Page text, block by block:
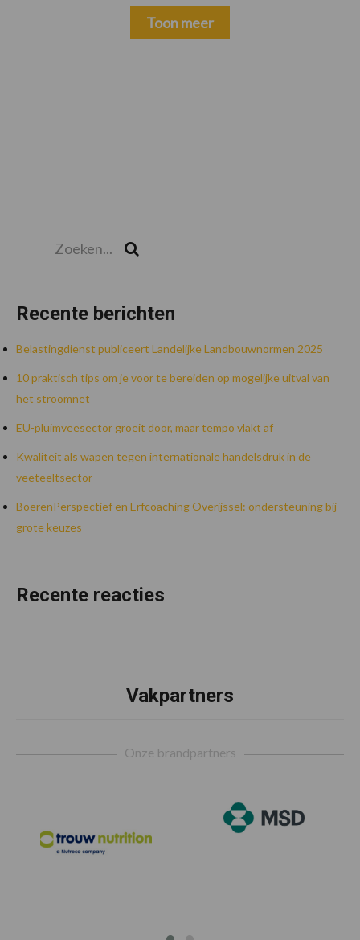
Toon meer
Recente berichten
Belastingdienst publiceert Landelijke Landbouwnormen 2025
10 praktisch tips om je voor te bereiden op mogelijke uitval van
het stroomnet
EU-pluimveesector groeit door, maar tempo vlakt af
Kwaliteit als wapen tegen internationale handelsdruk in de
veeteeltsector
BoerenPerspectief en Erfcoaching Overijssel: ondersteuning bij
grote keuzes
Recente reacties
Vakpartners
Onze brandpartners